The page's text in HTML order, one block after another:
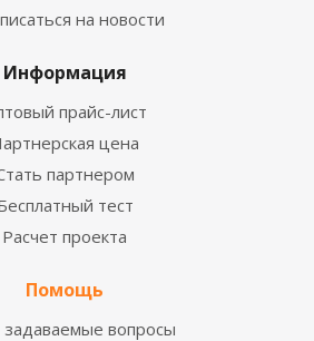
на новости
Информация
прайс-лист
цена
партнером
тест
Расчет проекта
Помощь
задаваемые вопросы